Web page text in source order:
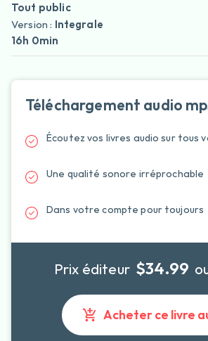
Tout public
Version : Integrale
16h 0min
Téléchargement audio
Écoutez vos livres audio sur tous
Une qualité sonore irréprochable
Dans votre compte pour toujours
Prix éditeur $34.99
Acheter ce livre